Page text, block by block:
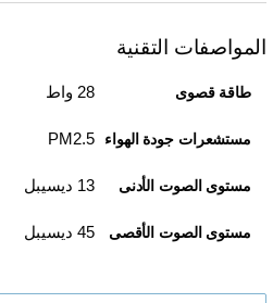
المواصفات التقنية
طاقة قصوى 28 واط
مستشعرات جودة الهواء PM2.5
مستوى الصوت الأدنى 13 ديسيبل
مستوى الصوت الأقصى 45 ديسيبل